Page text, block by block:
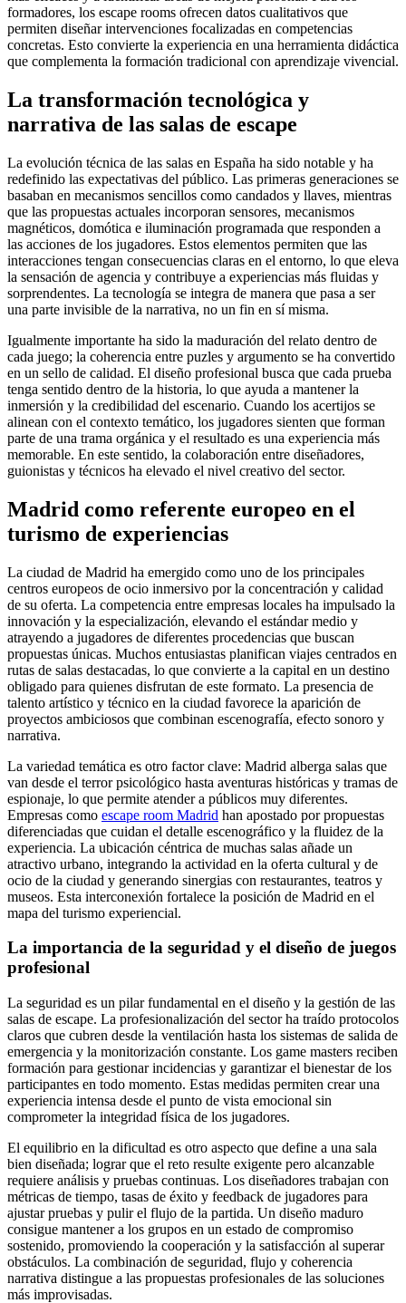
formadores, los escape rooms ofrecen datos cualitativos que
permiten diseñar intervenciones focalizadas en competencias
concretas. Esto convierte la experiencia en una herramienta didáctica
que complementa la formación tradicional con aprendizaje vivencial.
La transformación tecnológica y
narrativa de las salas de escape
La evolución técnica de las salas en España ha sido notable y ha
redefinido las expectativas del público. Las primeras generaciones se
basaban en mecanismos sencillos como candados y llaves, mientras
que las propuestas actuales incorporan sensores, mecanismos
magnéticos, domótica e iluminación programada que responden a
las acciones de los jugadores. Estos elementos permiten que las
interacciones tengan consecuencias claras en el entorno, lo que eleva
la sensación de agencia y contribuye a experiencias más fluidas y
sorprendentes. La tecnología se integra de manera que pasa a ser
una parte invisible de la narrativa, no un fin en sí misma.
Igualmente importante ha sido la maduración del relato dentro de
cada juego; la coherencia entre puzles y argumento se ha convertido
en un sello de calidad. El diseño profesional busca que cada prueba
tenga sentido dentro de la historia, lo que ayuda a mantener la
inmersión y la credibilidad del escenario. Cuando los acertijos se
alinean con el contexto temático, los jugadores sienten que forman
parte de una trama orgánica y el resultado es una experiencia más
memorable. En este sentido, la colaboración entre diseñadores,
guionistas y técnicos ha elevado el nivel creativo del sector.
Madrid como referente europeo en el
turismo de experiencias
La ciudad de Madrid ha emergido como uno de los principales
centros europeos de ocio inmersivo por la concentración y calidad
de su oferta. La competencia entre empresas locales ha impulsado la
innovación y la especialización, elevando el estándar medio y
atrayendo a jugadores de diferentes procedencias que buscan
propuestas únicas. Muchos entusiastas planifican viajes centrados en
rutas de salas destacadas, lo que convierte a la capital en un destino
obligado para quienes disfrutan de este formato. La presencia de
talento artístico y técnico en la ciudad favorece la aparición de
proyectos ambiciosos que combinan escenografía, efecto sonoro y
narrativa.
La variedad temática es otro factor clave: Madrid alberga salas que
van desde el terror psicológico hasta aventuras históricas y tramas de
espionaje, lo que permite atender a públicos muy diferentes.
Empresas como escape room Madrid han apostado por propuestas
diferenciadas que cuidan el detalle escenográfico y la fluidez de la
experiencia. La ubicación céntrica de muchas salas añade un
atractivo urbano, integrando la actividad en la oferta cultural y de
ocio de la ciudad y generando sinergias con restaurantes, teatros y
museos. Esta interconexión fortalece la posición de Madrid en el
mapa del turismo experiencial.
La importancia de la seguridad y el diseño de juegos
profesional
La seguridad es un pilar fundamental en el diseño y la gestión de las
salas de escape. La profesionalización del sector ha traído protocolos
claros que cubren desde la ventilación hasta los sistemas de salida de
emergencia y la monitorización constante. Los game masters reciben
formación para gestionar incidencias y garantizar el bienestar de los
participantes en todo momento. Estas medidas permiten crear una
experiencia intensa desde el punto de vista emocional sin
comprometer la integridad física de los jugadores.
El equilibrio en la dificultad es otro aspecto que define a una sala
bien diseñada; lograr que el reto resulte exigente pero alcanzable
requiere análisis y pruebas continuas. Los diseñadores trabajan con
métricas de tiempo, tasas de éxito y feedback de jugadores para
ajustar pruebas y pulir el flujo de la partida. Un diseño maduro
consigue mantener a los grupos en un estado de compromiso
sostenido, promoviendo la cooperación y la satisfacción al superar
obstáculos. La combinación de seguridad, flujo y coherencia
narrativa distingue a las propuestas profesionales de las soluciones
más improvisadas.